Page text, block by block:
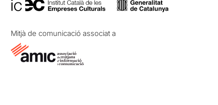
Mitjà de comunicació associat a